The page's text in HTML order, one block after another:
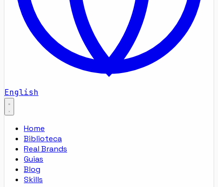
English
Home
Biblioteca
Real Brands
Guias
Blog
Skills